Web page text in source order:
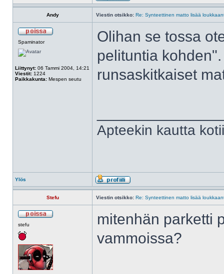
Andy Viestin otsikko: Re: Synteettinen matto lisää
Spaminator
Liittynyt: 06 Tammi 2004, 14:21
Viestit: 1224
Paikkakunta: Mespen seutu
Olihan se tossa
pelituntia
runsaskitkaiset
Apteekin kautta
Ylös
Stefu Viestin otsikko: Re: Synteettinen matto lisää
stefu
mitenhän parketti
vammoissa?